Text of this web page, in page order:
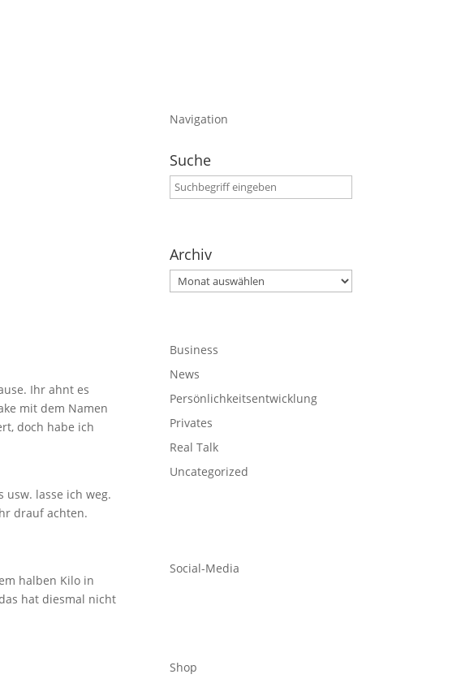
Ihr ahnt es
mit dem Namen
doch habe ich
usw. lasse ich weg.
drauf achten.
halben Kilo in
hat diesmal nicht
Navigation
Suche
Archiv
Archiv
Business
News
Persönlichkeitsentwicklung
Privates
Real Talk
Uncategorized
Social-Media
Shop